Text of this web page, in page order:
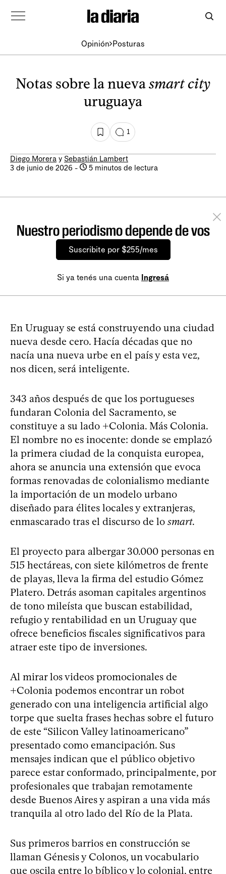
Opinión Posturas
Notas sobre la nuevasmart city
uruguaya
1
Diego Morera y Sebastián Lambert
3 de junio de 2026 - 5 minutos de lectura
Nuestro periodismo depende de vos
Suscribite por $255/mes
Si ya tenés una cuenta Ingresá
En Uruguay se está construyendo una ciudad
nueva desde cero. Hacía décadas que no
nacía una nueva urbe en el país y esta vez,
nos dicen, será inteligente.
343 años después de que los portugueses
fundaran Colonia del Sacramento, se
constituye a su lado +Colonia. Más Colonia.
El nombre no es inocente: donde se emplazó
la primera ciudad de la conquista europea,
ahora se anuncia una extensión que evoca
formas renovadas de colonialismo mediante
la importación de un modelo urbano
diseñado para élites locales y extranjeras,
enmascarado tras el discurso de lo smart.
El proyecto para albergar 30.000 personas en
515 hectáreas, con siete kilómetros de frente
de playas, lleva la firma del estudio Gómez
Platero. Detrás asoman capitales argentinos
de tono mileísta que buscan estabilidad,
refugio y rentabilidad en un Uruguay que
ofrece beneficios fiscales significativos para
atraer este tipo de inversiones.
Al mirar los videos promocionales de
+Colonia podemos encontrar un robot
generado con una inteligencia artificial algo
torpe que suelta frases hechas sobre el futuro
de este “Silicon Valley latinoamericano”
presentado como emancipación. Sus
mensajes indican que el público objetivo
parece estar conformado, principalmente, por
profesionales que trabajan remotamente
desde Buenos Aires y aspiran a una vida más
tranquila al otro lado del Río de la Plata.
Sus primeros barrios en construcción se
llaman Génesis y Colonos, un vocabulario
que oscila entre lo bíblico y lo colonial, entre